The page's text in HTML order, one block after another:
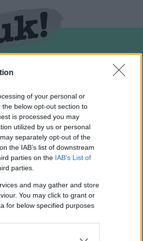
of your personal or
below opt-out section to
is processed you may
utilized by us or personal
separately opt-out of the
the IAB’s list of downstream
parties on the IAB’s List of
parties.
and may gather and store
You may click to grant or
for below specified purposes
FORGALMAZÓJÁT